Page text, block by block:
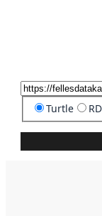
Turtle